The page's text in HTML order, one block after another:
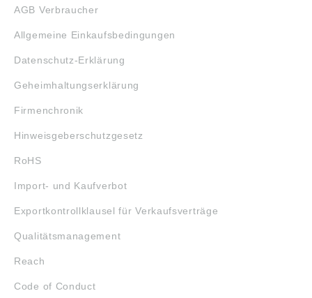
AGB Verbraucher
Allgemeine Einkaufsbedingungen
Datenschutz-Erklärung
Geheimhaltungserklärung
Firmenchronik
Hinweisgeberschutzgesetz
RoHS
Import- und Kaufverbot
Exportkontrollklausel für Verkaufsverträge
Qualitätsmanagement
Reach
Code of Conduct